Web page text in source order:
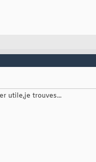
utile,je trouves...